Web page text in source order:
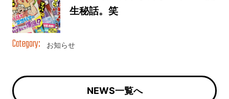
生秘話。笑
お知らせ
NEWS一覧へ